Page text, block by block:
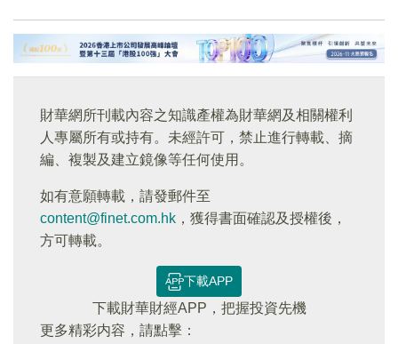
財華網所刊載內容之知識產權為財華網及相關權利
人專屬所有或持有。未經許可，禁止進行轉載、摘
編、複製及建立鏡像等任何使用。
如有意願轉載，請發郵件至
content@finet.com.hk ，獲得書面確認及授權後，
方可轉載。
下載APP
下載財華財經APP，把握投資先機
更多精彩内容，請點擊：